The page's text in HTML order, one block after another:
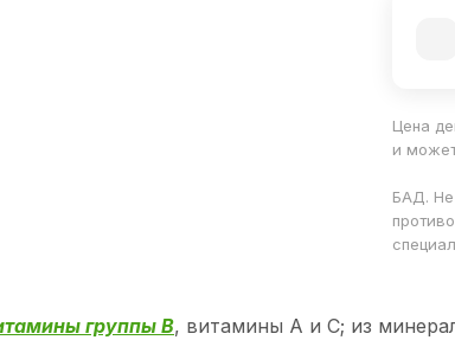
Цена
и
БАД. Не
группы В, витамины А и С; из